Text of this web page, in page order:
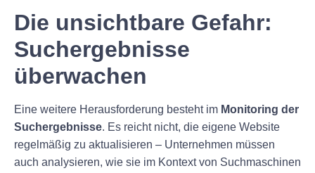
Die unsichtbare Gefahr:
Suchergebnisse
überwachen
Eine weitere Herausforderung besteht im Monitoring der
Suchergebnisse. Es reicht nicht, die eigene Website
regelmäßig zu aktualisieren – Unternehmen müssen
auch analysieren, wie sie im Kontext von Suchmaschinen